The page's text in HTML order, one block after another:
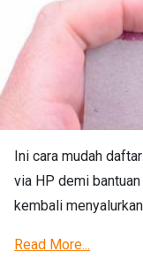
Ini cara mudah
via HP demi
kembali
Read More...